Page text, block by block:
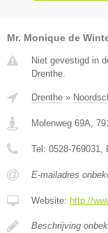
Mr. Monique de
Niet gevestigd in
Drenthe.
Drenthe »
Molenweg 69A
Tel: 0528-769031
E-mailadres
Website: http://
Beschrijving